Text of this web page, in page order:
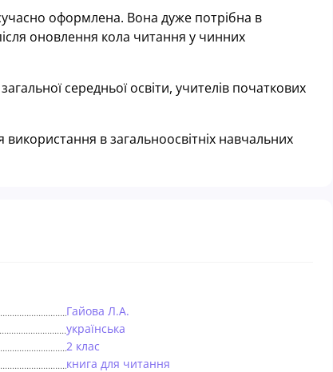
оформлена. Вона дуже потрібна в
оновлення кола читання у чинних
середньої освіти, учителів початкових
використання в загальноосвітніх навчальних
Гайова Л.А.
українська
2 клас
книга для читання